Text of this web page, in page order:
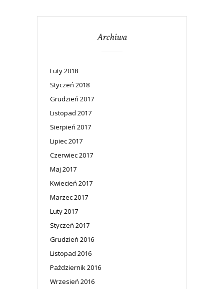
Archiwa
Luty 2018
Styczeń 2018
Grudzień 2017
Listopad 2017
Sierpień 2017
Lipiec 2017
Czerwiec 2017
Maj 2017
Kwiecień 2017
Marzec 2017
Luty 2017
Styczeń 2017
Grudzień 2016
Listopad 2016
Październik 2016
Wrzesień 2016